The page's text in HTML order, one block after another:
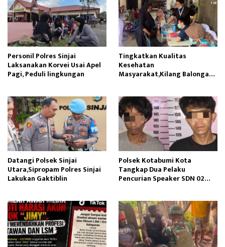
Personil Polres Sinjai
Laksanakan Korvei Usai Apel
Pagi, Peduli lingkungan
Tingkatkan Kualitas
Kesehatan
Masyarakat,Kilang Balongan
Datangi Polsek Sinjai
Utara,Sipropam Polres Sinjai
Lakukan Gaktiblin
Polsek Kotabumi Kota
Tangkap Dua Pelaku
Pencurian Speaker SDN 02